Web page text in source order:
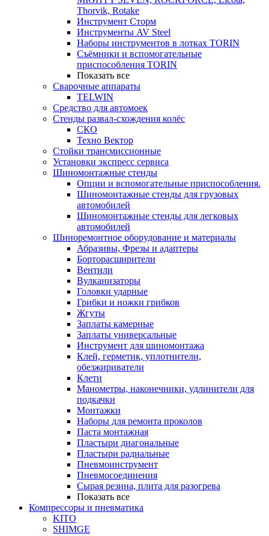
Thorvik, Rotake
Инструмент Сторм
Инструменты AV Steel
Наборы инструментов в лотках TORIN
Съёмники и вспомогательные
приспособления TORIN
Показать все
Сварочные аппараты
TELWIN
Средство для автомоек
Стенды развал-схождения колёс
СКО
Техно Вектор
Стойки трансмиссионные
Установки экспресс сервиса
Шиномонтажные стенды
Опции и вспомогательные приспособления.
Шиномонтажные стенды для грузовых
автомобилей
Шиномонтажные стенды для легковых
автомобилей
Шиноремонтное оборудование и материалы
Абразивы, Фрезы и адаптеры
Борторасширители
Вентили
Вулканизаторы
Головки ударные
Грибки и ножки грибков
Жгуты
Заплаты камерные
Заплаты универсальные
Инструмент для шиномонтажа
Клей, герметик, уплотнители,
обезжириватели
Клети
Манометры, наконечники, удлинители для
подкачки
Монтажки
Наборы для ремонта проколов
Паста монтажная
Пластыри диагональные
Пластыри радиальные
Пневмоинструмент
Пневмосоединения
Сырая резина, плита для разогрева
Показать все
Компрессоры и пневматика
KITO
SHIMGE